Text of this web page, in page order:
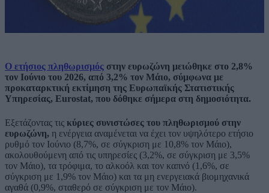
Ο ετήσιος πληθωρισμός στην ευρωζώνη μειώθηκε στο 2,8%
τον Ιούνιο του 2026, από 3,2% τον Μάιο, σύμφωνα με
προκαταρκτική εκτίμηση της Ευρωπαϊκής Στατιστικής
Υπηρεσίας, Eurostat, που δόθηκε σήμερα στη δημοσιότητα.
Εξετάζοντας τις κύριες συνιστώσες του πληθωρισμού στην
ευρωζώνη, η ενέργεια αναμένεται να έχει τον υψηλότερο ετήσιο
ρυθμό τον Ιούνιο (8,7%, σε σύγκριση με 10,8% τον Μάιο),
ακολουθούμενη από τις υπηρεσίες (3,2%, σε σύγκριση με 3,5%
τον Μάιο), τα τρόφιμα, το αλκοόλ και τον καπνό (1,6%, σε
σύγκριση με 1,9% τον Μάιο) και τα μη ενεργειακά βιομηχανικά
αγαθά (0,9%, σταθερό σε σύγκριση με τον Μάιο).